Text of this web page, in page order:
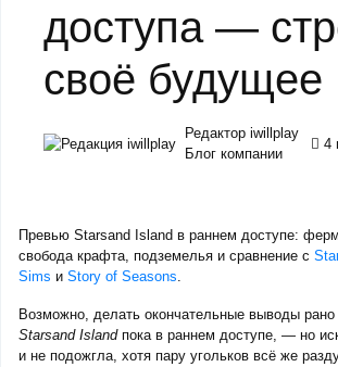
доступа —
своё будущее
Редактор iwillplay
Блог компании
4
Превью Starsand Island в раннем доступе:
свобода крафта, подземелья и сравнение с
Sims и Story of Seasons.
Возможно, делать окончательные выводы
Starsand Islandпока в раннем доступе, — но
и не подожгла, хотя пару угольков всё же